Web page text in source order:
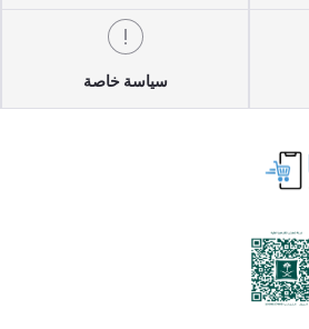
سياسة خاصة